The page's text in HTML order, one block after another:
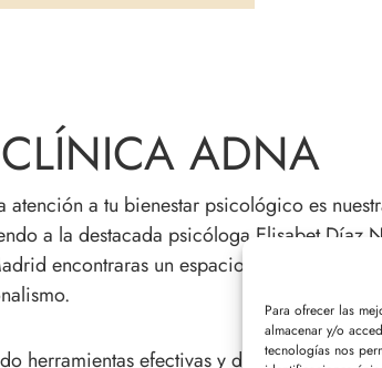
Para ofrecer las
almacenar y/o
tecnologías nos
CLÍNICA ADNA
a tu bienestar psicológico es
a la destacada psicóloga Elisabet Díaz
encontraras un espacio de
efectivas y de apoyo